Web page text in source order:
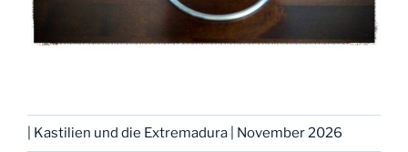
| Kastilien und die Extremadura | November 2026